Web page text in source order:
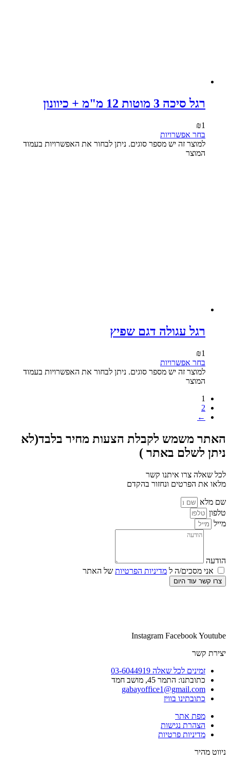
רגל סיכה 3 מוטות 12 מ"מ + כיוונון
₪1
בחר אפשרויות
למוצר זה יש מספר סוגים. ניתן לבחור את האפשרויות בעמוד
המוצר
רגל עגולה דגם שפיץ
₪1
בחר אפשרויות
למוצר זה יש מספר סוגים. ניתן לבחור את האפשרויות בעמוד
המוצר
1
2
←
האתר משמש לקבלת הצעות מחיר בלבד(לא
ניתן לשלם באתר )
לכל שאלה צרו איתנו קשר
מלאו את הפרטים ונחזור בהקדם
שם מלא
טלפון
מייל
הודעה
אני מסכים/ה ל מדיניות הפרטיות של האתר
צרו קשר עוד היום
Instagram FacebookYoutube
יצירת קשר
זמינים לכל שאלה 03-6044919
כתובתנו: התמר 45, מושב חמד​
gabayoffice1@gmail.com
כתובתינו בוויז
מפת אתר
הצהרת נגישות
מדיניות פרטיות
ניווט מהיר